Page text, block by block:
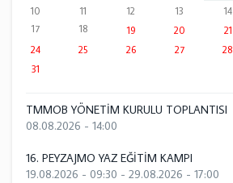
10
11 12 13 14
17
18 19 20 21
24
25 26 27 28
31
TMMOB YÖNETİM KURULU TOPLANTISI
08.08.2026 - 14:00
16. PEYZAJMO YAZ EĞİTİM KAMPI
19.08.2026 - 09:30 - 29.08.2026 - 17:00